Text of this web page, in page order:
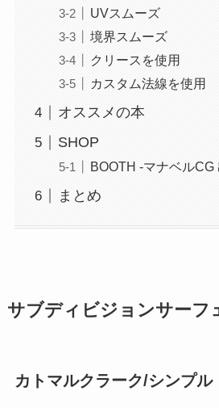
UVスムーズ
境界スムーズ
クリースを使用
カスタム法線を使用
オススメの本
SHOP
BOOTH -マナベルCG
まとめ
サブディビジョンサーフ
カトマルクラーク/シンプル